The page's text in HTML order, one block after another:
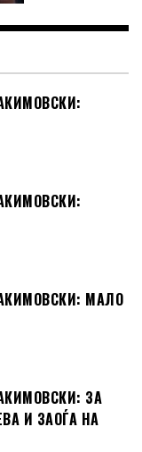
МАЛО
ЗА
И ЗАОЃА НА